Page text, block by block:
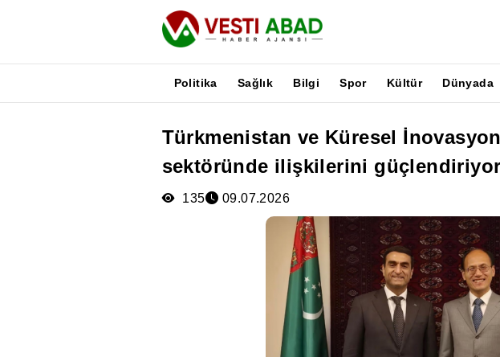
Politika Sağlık Bilgi Spor Kültür Dünyada
Türkmenistan ve Küresel
sektöründe ilişkilerini güçlendiriyor
135 09.07.2026